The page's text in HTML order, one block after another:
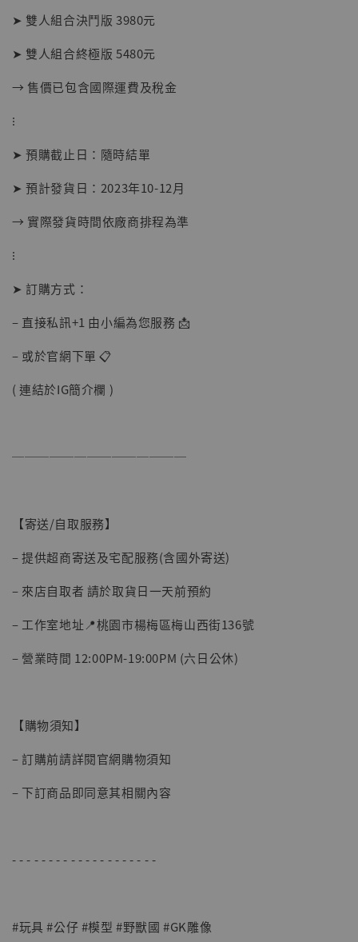
➤ 雙人組合決鬥版 3980元
➤ 雙人組合終極版 5480元
→ 售價已包含國際運費及稅金
⁝
➤ 預購截止日：隨時結單
➤ 預計發貨日：2023年10-12月
→ 實際發貨時間依廠商排程為準
⁝
➤ 訂購方式：
– 直接私訊+1 由小編為您服務 📩
– 或於官網下單 📋
( 連結於IG簡介欄 )
──────────────
【寄送/自取服務】
– 提供超商寄送及宅配服務(含國外寄送)
– 來店自取者 請於取貨日一天前預約
– 工作室地址📍桃園市楊梅區梅山西街136號
– 營業時間 12:00PM-19:00PM (六日公休)
【購物須知】
– 訂購前請詳閱官網購物須知
– 下訂商品即同意其相關內容
- - - - - - - - - - - - - - - - - - - -
#玩具 #公仔 #模型 #野獸國 #GK雕像